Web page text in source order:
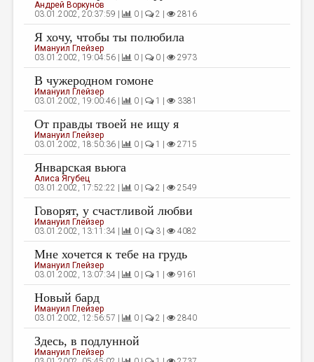
ПЕРЕВОДЫ
КОНКУРСЫ
ДЕТСКАЯ КОМНАТА
КНИЖНАЯ ПОЛКА
ОБЗОР ЛИТЕРАТУРЫ
СТРАНИЦЫ ПАМЯТИ
ОБЪЯВЛЕНИЯ
КОЛОНКА РЕДАКТОРА
РЕДКОЛЛЕГИЯ
ОТ РЕДАКЦИИ
МАЛАЯ ПРОЗА
ЭССЕИСТИКА
ЛИТЕРАТУРОВЕДЕНИЕ
КУЛЬТУРОВЕДЕНИЕ
ПУБЛИЦИСТИКА
Андрей Воркунов
03.01.2002, 20:37:59 |
0 | 2 | 2816
Я хочу, чтобы ты полюбила
Имануил Глейзер
03.01.2002, 19:04:56 |
0 | 0 | 2973
В чужеродном гомоне
Имануил Глейзер
03.01.2002, 19:00:46 |
0 | 1 | 3381
От правды твоей не ищу я
Имануил Глейзер
03.01.2002, 18:50:36 |
0 | 1 | 2715
Январская вьюга
Алиса Ягубец
03.01.2002, 17:52:22 |
0 | 2 | 2549
Говорят, у счастливой любви
Имануил Глейзер
03.01.2002, 13:11:34 |
0 | 3 | 4082
Мне хочется к тебе на грудь
Имануил Глейзер
03.01.2002, 13:07:34 |
0 | 1 | 9161
Новый бард
Имануил Глейзер
03.01.2002, 12:56:57 |
0 | 2 | 2840
Здесь, в подлунной
Имануил Глейзер